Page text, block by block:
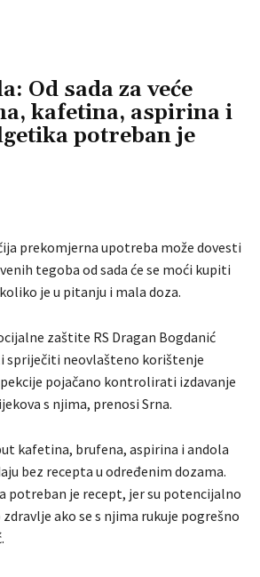
Od sada za veće
kafetina, aspirina i
potreban je
prekomjerna upotreba može dovesti
tegoba od sada će se moći kupiti
je u pitanju i mala doza.
zaštite RS Dragan Bogdanić
spriječiti neovlašteno korištenje
pojačano kontrolirati izdavanje
s njima, prenosi Srna.
kafetina, brufena, aspirina i andola
bez recepta u određenim dozama.
potreban je recept, jer su potencijalno
ako se s njima rukuje pogrešno